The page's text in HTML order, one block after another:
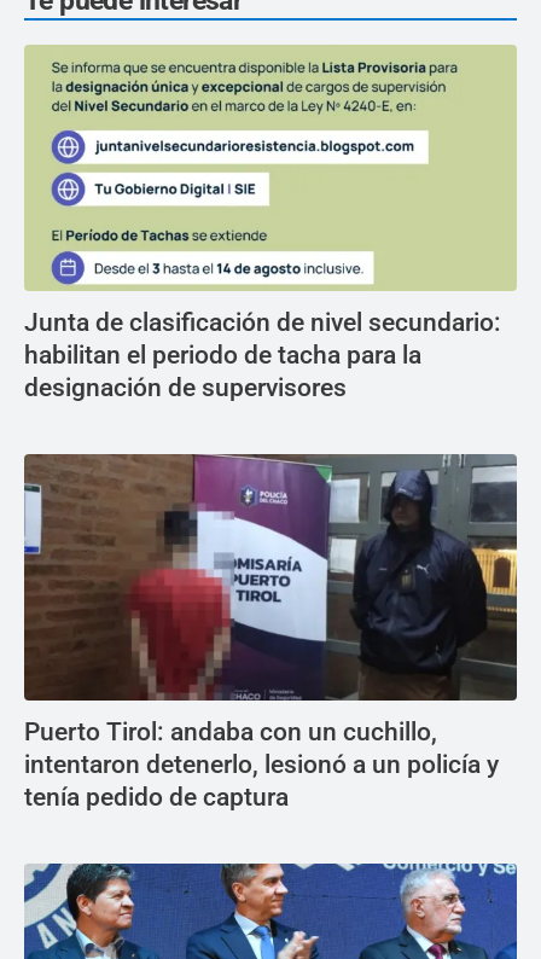
Junta de clasificación de nivel secundario:
habilitan el periodo de tacha para la
designación de supervisores
Puerto Tirol: andaba con un cuchillo,
intentaron detenerlo, lesionó a un policía y
tenía pedido de captura